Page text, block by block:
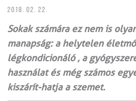
2018. 02. 22.
Sokak számára ez nem is
manapság: a helytelen
légkondicionáló , a
használat és még számos
kiszárít-hatja a szemet.